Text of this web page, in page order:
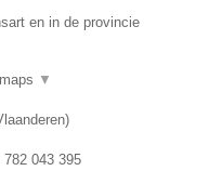
en in de provincie
▼
)
782 043 395